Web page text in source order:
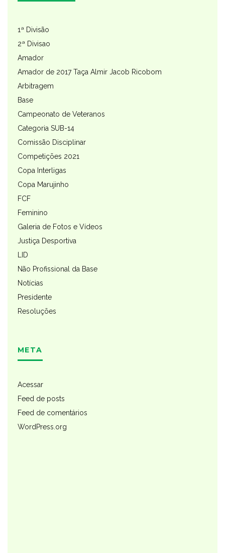
1ª Divisão
2ª Divisao
Amador
Amador de 2017 Taça Almir Jacob Ricobom
Arbitragem
Base
Campeonato de Veteranos
Categoria SUB-14
Comissão Disciplinar
Competições 2021
Copa Interligas
Copa Marujinho
FCF
Feminino
Galeria de Fotos e Vídeos
Justiça Desportiva
LID
Não Profissional da Base
Notícias
Presidente
Resoluções
META
Acessar
Feed de posts
Feed de comentários
WordPress.org